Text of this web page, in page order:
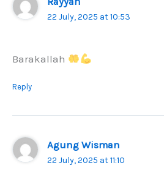
22 July, 2025 at 10:53
Barakallah
Reply
Agung Wisman
22 July, 2025 at 11:10